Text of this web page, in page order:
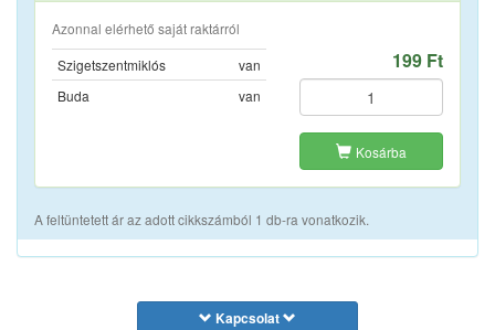
Azonnal elérhető saját raktárról
Szigetszentmiklós
van
Buda
van
199 Ft
Kosárba
A feltüntetett ár az adott cikkszámból 1 db-ra vonatkozik.
Kapcsolat